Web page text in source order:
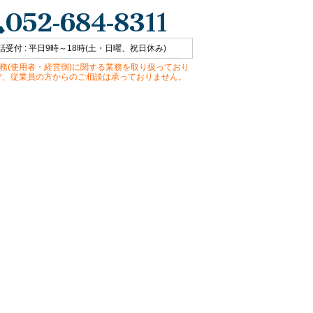
052-684-8311
受付 : 平日9時～18時(土・日曜、祝日休み)
(使用者・経営側)に関する業務を取り扱っており
、従業員の方からのご相談は承っておりません。